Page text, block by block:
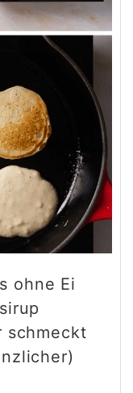
ohne Ei
schmeckt